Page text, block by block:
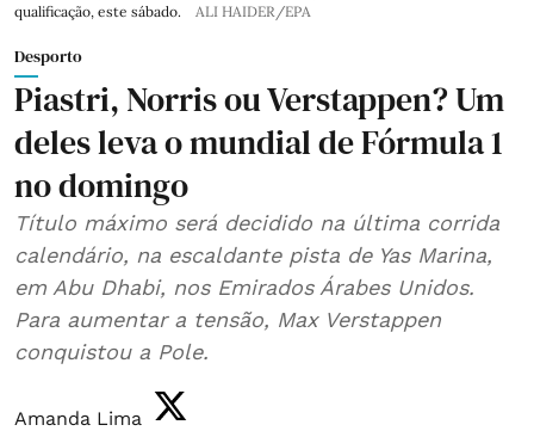
qualificação, este sábado.
ALI HAIDER/EPA
Desporto
Piastri, Norris ou Verstappen? Um
deles leva o mundial de Fórmula 1
no domingo
Título máximo será decidido na última corrida
calendário, na escaldante pista de Yas Marina,
em Abu Dhabi, nos Emirados Árabes Unidos.
Para aumentar a tensão, Max Verstappen
conquistou a Pole.
Amanda Lima